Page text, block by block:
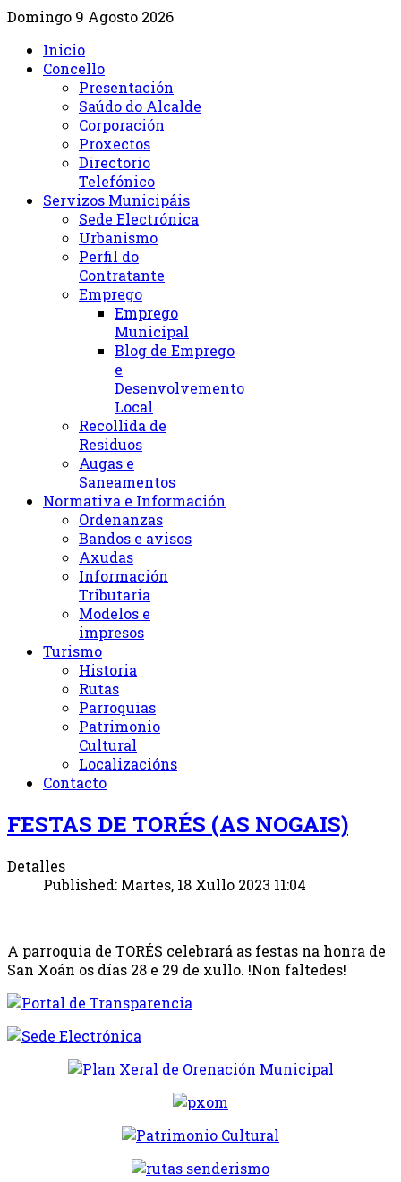
Domingo 9 Agosto 2026
Inicio
Concello
Presentación
Saúdo do Alcalde
Corporación
Proxectos
Directorio
Telefónico
Servizos Municipáis
Sede Electrónica
Urbanismo
Perfil do
Contratante
Emprego
Emprego
Municipal
Blog de Emprego
e
Desenvolvemento
Local
Recollida de
Residuos
Augas e
Saneamentos
Normativa e Información
Ordenanzas
Bandos e avisos
Axudas
Información
Tributaria
Modelos e
impresos
Turismo
Historia
Rutas
Parroquias
Patrimonio
Cultural
Localizacións
Contacto
FESTAS DE TORÉS (AS NOGAIS)
Detalles
Published: Martes, 18 Xullo 2023 11:04
A parroquia de TORÉS celebrará as festas na honra de
San Xoán os días 28 e 29 de xullo. !Non faltedes!